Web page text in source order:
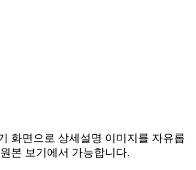
화면으로 상세설명 이미지를 자유롭
본 보기에서 가능합니다.